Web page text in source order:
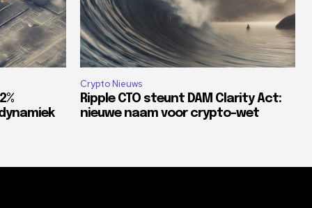
Crypto Nieuws
Ripple CTO steunt DAM Clarity Act:
nieuwe naam voor crypto-wet